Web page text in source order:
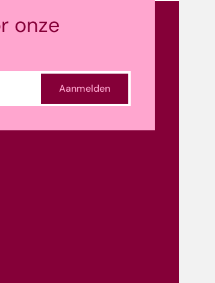
onze